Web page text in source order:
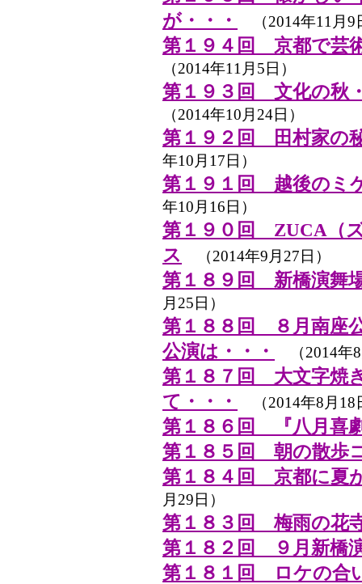
が・・・
（2014年11月9
第１９４回 京都で芸
（2014年11月5日）
第１９３回 文化の秋
（2014年10月24日）
第１９２回 田村家の
年10月17日）
第１９１回 越後のミ
年10月16日）
第１９０回 ZUCA（
ス
（2014年9月27日）
第１８９回 新橋演舞
月25日）
第１８８回 ８月南座
公演は・・・
（2014年
第１８７回 大文字焼
て・・・
（2014年8月18
第１８６回 『八月喜
第１８５回 朝の散歩
第１８４回 京都に夏
月29日）
第１８３回 梅雨の花
第１８２回 ９月新橋
第１８１回 ロケの合